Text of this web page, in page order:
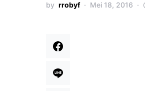
by rrobyf Mei 18, 2016